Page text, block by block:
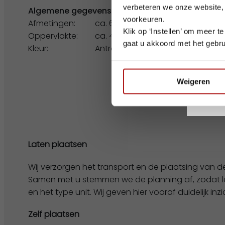
verbeteren we onze
voorkeuren.
Klik op ‘Instellen’ om meer
gaat u akkoord met het
Weigeren
Algemene gegevens
Afmetingen:
ca. 6.00 x 7.30 m
Oppervlakte:
ca. 43.00 m²
Kleur:
Antraciet
Laten plaatsen
Wij verzorgen het transport en de plaatsing van
Samen met u stemmen we de planning af, zodat
en het type unit. Wij geven hier vooraf duidelijk
Zelf plaatsen
Wij